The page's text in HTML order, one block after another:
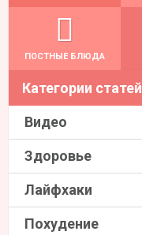
ПОСТНЫЕ БЛЮДА
Категории статей
Видео
Здоровье
Лайфхаки
Похудение